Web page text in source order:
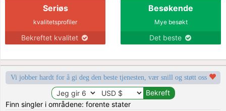
Seriøs
kvalitetsprofiler
Bekreftet kvalitet
Besøkende
Mye besøkt
Det beste
Vi jobber hardt for å gi deg den beste tjenesten, vær snill og støtt oss
Finn singler i områdene: forente stater